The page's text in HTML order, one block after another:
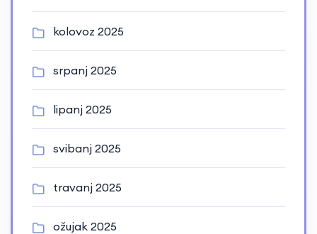
kolovoz 2025
srpanj 2025
lipanj 2025
svibanj 2025
travanj 2025
ožujak 2025